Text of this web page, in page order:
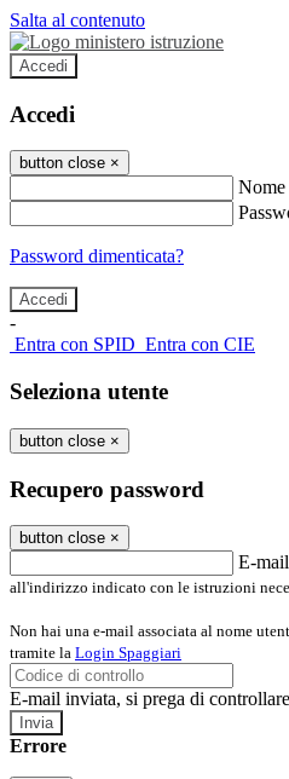
Salta al contenuto
Accedi
Accedi
button close ×
Nome
Password dimenticata?
-
Entra con SPID Entra con CIE
Seleziona utente
button close ×
Recupero password
button close ×
E-mail
all'indirizzo indicato con le istruzioni
Non hai una e-mail associata al nome
tramite la Login Spaggiari
E-mail inviata, si prega di
Errore